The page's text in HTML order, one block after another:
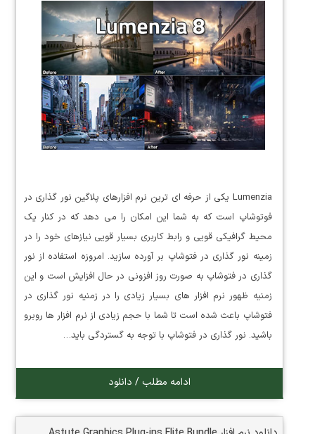
Lumenzia یکی از حرفه ای ترین نرم افزارهای پلاگین نور گذاری در
فوتوشاپ است که به شما این امکان را می دهد که در کنار یک
محیط گرافیکی قویی و رابط کاربری بسیار قویی نیازهای خود را در
زمینه نور گذاری در فتوشاپ بر آورده سازید. امروزه استفاده از نور
گذاری در فتوشاپ به صورت روز افزونی در حال افزایش است و این
زمنیه ظهور نرم افزار های بسیار زیادی را در زمنیه نور گذاری در
فتوشاپ باعث شده است تا شما با حجم زیادی از نرم افزار ها روبرو
باشید. نور گذاری در فتوشاپ با توجه به گستردگی باید…
ادامه مطلب / دانلود